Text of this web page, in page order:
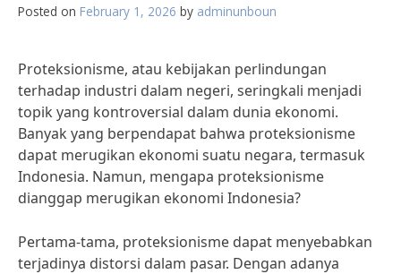
Posted on February 1, 2026 by adminunboun
Proteksionisme, atau kebijakan perlindungan
terhadap industri dalam negeri, seringkali menjadi
topik yang kontroversial dalam dunia ekonomi.
Banyak yang berpendapat bahwa proteksionisme
dapat merugikan ekonomi suatu negara, termasuk
Indonesia. Namun, mengapa proteksionisme
dianggap merugikan ekonomi Indonesia?
Pertama-tama, proteksionisme dapat menyebabkan
terjadinya distorsi dalam pasar. Dengan adanya